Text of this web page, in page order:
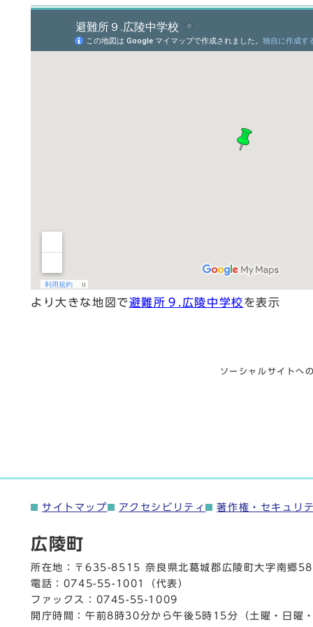
より大きな地図で避難所９.広陵中学校を表示
ソーシャルサイトへ
サイトマップ アクセシビリティ 著作権・セキュリ
広陵町
所在地：〒635-8515 奈良県北葛城郡広陵町大字南郷
電話： 0745-55-1001
（代表）
ファックス：0745-55-1009
開庁時間：午前8時30分から午後5時15分（土曜・日曜